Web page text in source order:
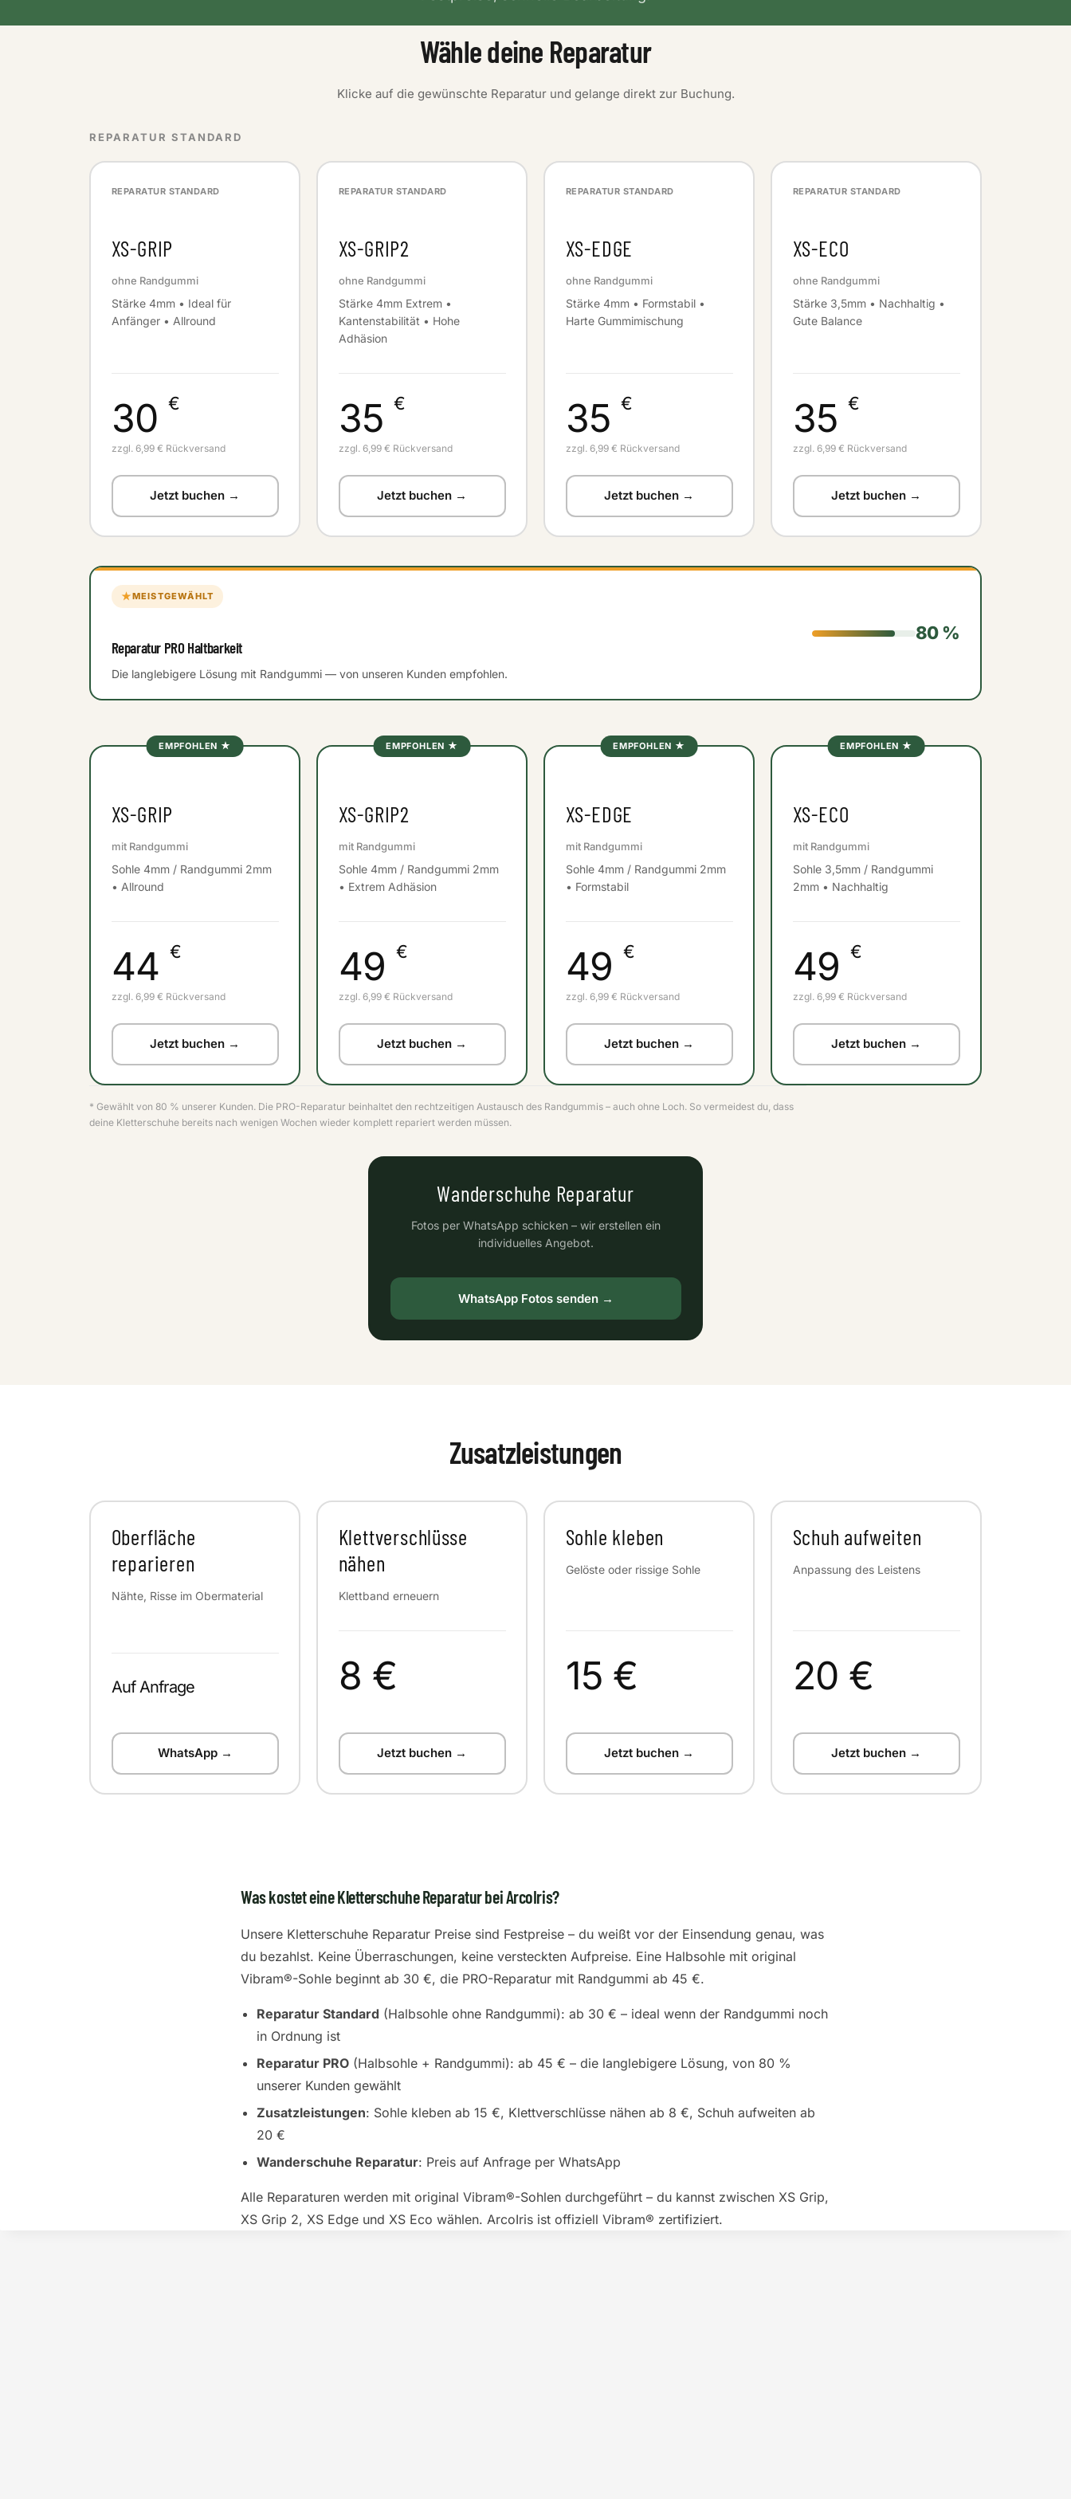
Wähle deine Reparatur
Klicke auf die gewünschte Reparatur und gelange direkt zur Buchung.
REPARATUR STANDARD
REPARATUR STANDARD
XS-GRIP
ohne Randgummi
Stärke 4mm • Ideal für
Anfänger • Allround
30 €
zzgl. 6,99 € Rückversand
Jetzt buchen →
REPARATUR STANDARD
XS-GRIP2
ohne Randgummi
Stärke 4mm Extrem •
Kantenstabilität • Hohe
Adhäsion
35 €
zzgl. 6,99 € Rückversand
Jetzt buchen →
REPARATUR STANDARD
XS-EDGE
ohne Randgummi
Stärke 4mm • Formstabil •
Harte Gummimischung
35 €
zzgl. 6,99 € Rückversand
Jetzt buchen →
REPARATUR STANDARD
XS-ECO
ohne Randgummi
Stärke 3,5mm • Nachhaltig •
Gute Balance
35 €
zzgl. 6,99 € Rückversand
Jetzt buchen →
★MEISTGEWÄHLT
Reparatur PRO Haltbarkeit
Die langlebigere Lösung mit Randgummi — von unseren Kunden empfohlen.
80 %
EMPFOHLEN ★
XS-GRIP
mit Randgummi
Sohle 4mm / Randgummi 2mm
• Allround
44 €
zzgl. 6,99 € Rückversand
Jetzt buchen →
EMPFOHLEN ★
XS-GRIP2
mit Randgummi
Sohle 4mm / Randgummi 2mm
• Extrem Adhäsion
49 €
zzgl. 6,99 € Rückversand
Jetzt buchen →
EMPFOHLEN ★
XS-EDGE
mit Randgummi
Sohle 4mm / Randgummi 2mm
• Formstabil
49 €
zzgl. 6,99 € Rückversand
Jetzt buchen →
EMPFOHLEN ★
XS-ECO
mit Randgummi
Sohle 3,5mm / Randgummi
2mm • Nachhaltig
49 €
zzgl. 6,99 € Rückversand
Jetzt buchen →
* Gewählt von 80 % unserer Kunden. Die PRO-Reparatur beinhaltet den rechtzeitigen Austausch des Randgummis – auch ohne Loch. So vermeidest du, dass
deine Kletterschuhe bereits nach wenigen Wochen wieder komplett repariert werden müssen.
Wanderschuhe Reparatur
Fotos per WhatsApp schicken – wir erstellen ein
individuelles Angebot.
WhatsApp Fotos senden →
Zusatzleistungen
Oberfläche
reparieren
Nähte, Risse im Obermaterial
Auf Anfrage
WhatsApp →
Klettverschlüsse
nähen
Klettband erneuern
8 €
Jetzt buchen →
Sohle kleben
Gelöste oder rissige Sohle
15 €
Jetzt buchen →
Schuh aufweiten
Anpassung des Leistens
20 €
Jetzt buchen →
Was kostet eine Kletterschuhe Reparatur bei ArcoIris?
Unsere Kletterschuhe Reparatur Preise sind Festpreise – du weißt vor der Einsendung genau, was
du bezahlst. Keine Überraschungen, keine versteckten Aufpreise. Eine Halbsohle mit original
Vibram®-Sohle beginnt ab 30 €, die PRO-Reparatur mit Randgummi ab 45 €.
Reparatur Standard (Halbsohle ohne Randgummi): ab 30 € – ideal wenn der Randgummi noch
in Ordnung ist
Reparatur PRO (Halbsohle + Randgummi): ab 45 € – die langlebigere Lösung, von 80 %
unserer Kunden gewählt
Zusatzleistungen: Sohle kleben ab 15 €, Klettverschlüsse nähen ab 8 €, Schuh aufweiten ab
20 €
Wanderschuhe Reparatur: Preis auf Anfrage per WhatsApp
Alle Reparaturen werden mit original Vibram®-Sohlen durchgeführt – du kannst zwischen XS Grip,
XS Grip 2, XS Edge und XS Eco wählen. ArcoIris ist offiziell Vibram® zertifiziert.